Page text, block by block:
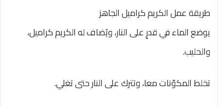
طريقة عمل الكريم كراميل الجاهز
يوضع الماء في قدرٍ على النار، ويُضاف له الكريم كراميل،
والحليب.
تخلط المكوّنات معا، وتترك على النار حتى تغلي.